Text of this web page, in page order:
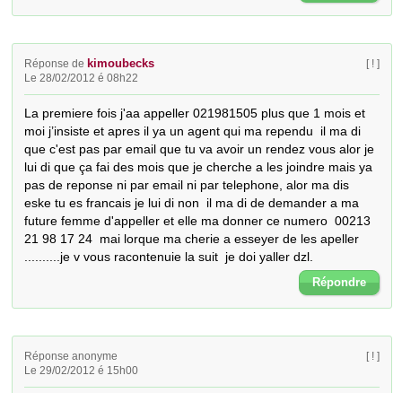
Réponse de kimoubecks
Le 28/02/2012 é 08h22
[ ! ]
La premiere fois j'aa appeller 021981505 plus que 1 mois et
moi j’insiste et apres il ya un agent qui ma rependu  il ma di
que c'est pas par email que tu va avoir un rendez vous alor je
lui di que ça fai des mois que je cherche a les joindre mais ya
pas de reponse ni par email ni par telephone, alor ma dis
eske tu es francais je lui di non  il ma di de demander a ma
future femme d'appeller et elle ma donner ce numero  00213
21 98 17 24  mai lorque ma cherie a esseyer de les apeller
..........je v vous racontenuie la suit  je doi yaller dzl.
Répondre
Réponse anonyme
Le 29/02/2012 é 15h00
[ ! ]